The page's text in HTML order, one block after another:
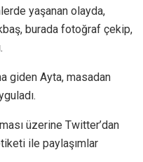
yaşanan olayda,
burada fotoğraf çekip,
giden Ayta, masadan
üzerine Twitter’dan
ile paylaşımlar